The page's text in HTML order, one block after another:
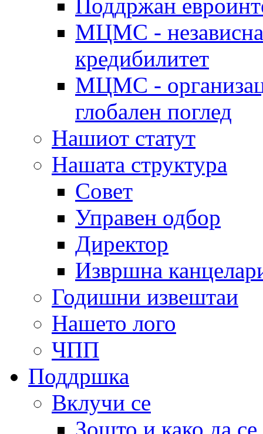
Поддржан
МЦМС - независна
кредибилитет
МЦМС -
глобален поглед
Нашиот статут
Нашата структура
Совет
Управен одбор
Директор
Извршна
Годишни извештаи
Нашето лого
ЧПП
Поддршка
Вклучи се
Зошто и како да